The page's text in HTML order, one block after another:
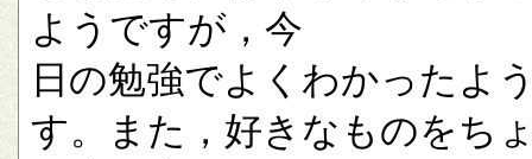
ようですが，今
日の勉強でよくわかったよ
す。また，好きなものをち